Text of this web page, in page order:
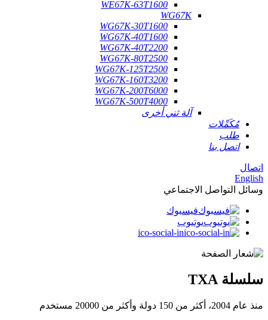
WE67K-63T1600
WG67K
WG67K-30T1600
WG67K-40T1600
WG67K-40T2200
WG67K-80T2500
WG67K-125T2500
WG67K-160T3200
WG67K-200T6000
WG67K-500T4000
آلة ثني أخرى
مُكَمِّلات
طلب
اتصل بنا
اتصال
English
وسائل التواصل الاجتماعي
فيسبوك
يوتيوب
ico-social-in
سلسلة TXA
منذ عام 2004، أكثر من 150 دولة وأكثر من 20000 مستخدم